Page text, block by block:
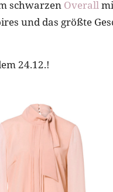
schwarzen Overall
und das größte
24.12.!